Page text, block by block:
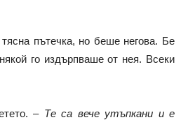
пътечка, но беше негова. Бе
го издърпваше от нея. Всеки
– Те са вече утъпкани и е